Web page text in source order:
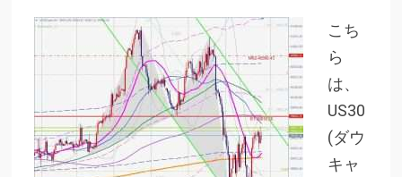
こち
ら
は、
US30
(ダウ
キャ